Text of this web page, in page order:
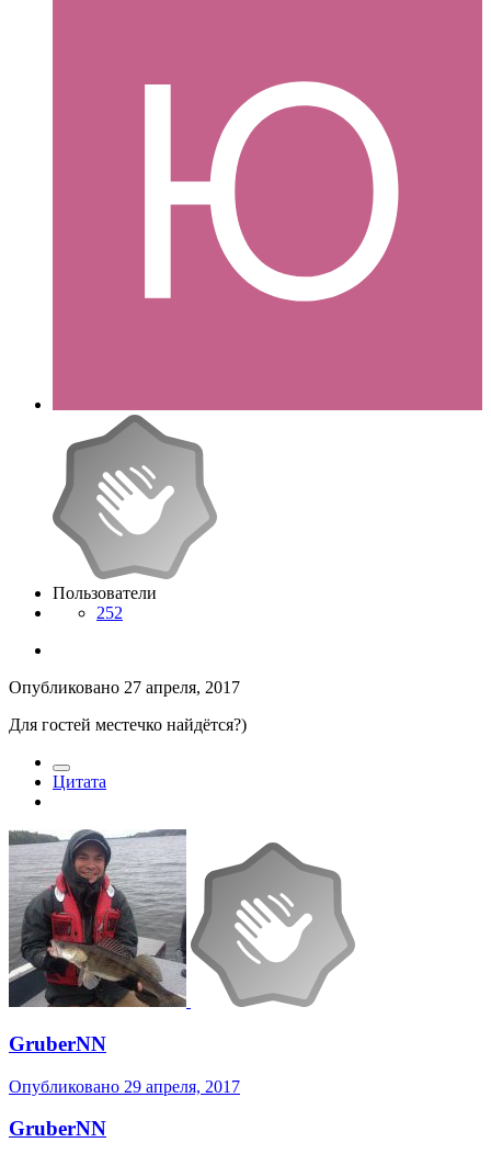
Пользователи
252
Опубликовано 27 апреля, 2017
Для гостей местечко найдётся?)
Цитата
GruberNN
Опубликовано 29 апреля, 2017
GruberNN